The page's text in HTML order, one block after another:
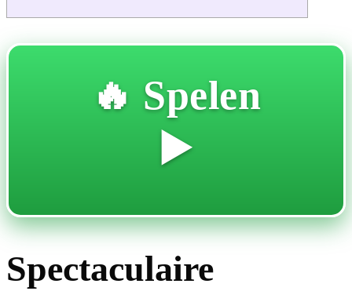
🔥 Spelen
▶️
Spectaculaire